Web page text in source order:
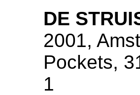
DE
2001,
Pockets,
1